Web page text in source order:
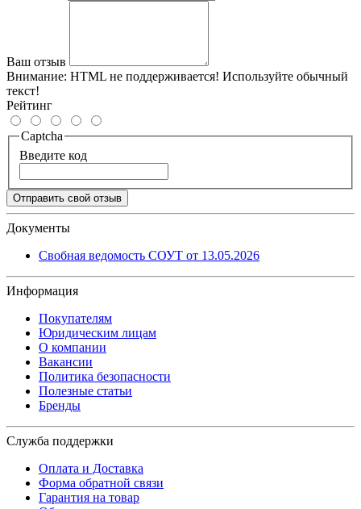
Ваш отзыв
Внимание: HTML не поддерживается! Используйте обычный
текст!
Рейтинг
Captcha
Введите код
Отправить свой отзыв
Документы
Свобная ведомость СОУТ от 13.05.2026
Информация
Покупателям
Юридическим лицам
О компании
Вакансии
Политика безопасности
Полезные статьи
Бренды
Служба поддержки
Оплата и Доставка
Форма обратной связи
Гарантия на товар